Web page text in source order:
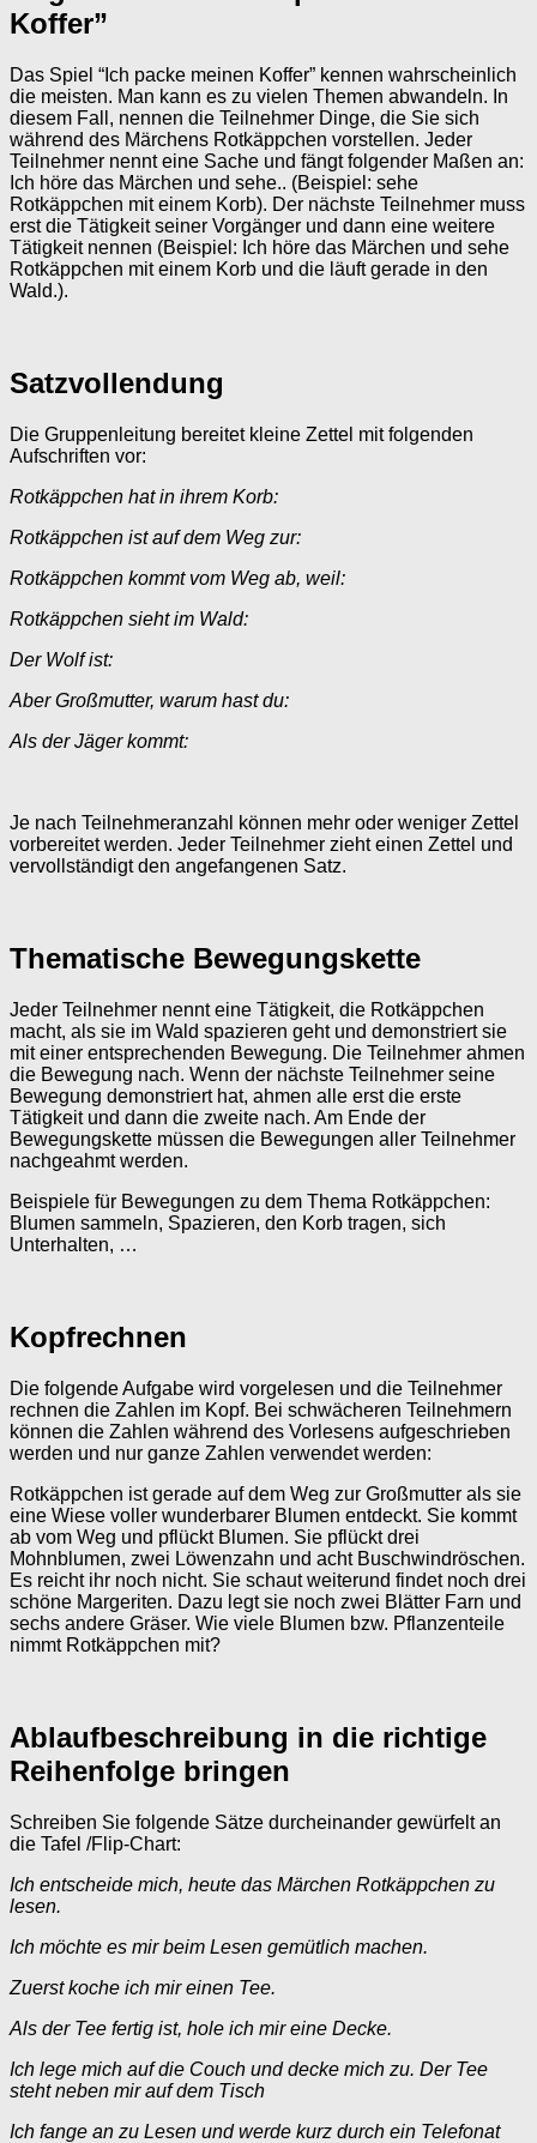
Koffer”
Das Spiel “Ich packe meinen Koffer” kennen wahrscheinlich
die meisten. Man kann es zu vielen Themen abwandeln. In
diesem Fall, nennen die Teilnehmer Dinge, die Sie sich
während des Märchens Rotkäppchen vorstellen. Jeder
Teilnehmer nennt eine Sache und fängt folgender Maßen an:
Ich höre das Märchen und sehe.. (Beispiel: sehe
Rotkäppchen mit einem Korb). Der nächste Teilnehmer muss
erst die Tätigkeit seiner Vorgänger und dann eine weitere
Tätigkeit nennen (Beispiel: Ich höre das Märchen und sehe
Rotkäppchen mit einem Korb und die läuft gerade in den
Wald.).
Satzvollendung
Die Gruppenleitung bereitet kleine Zettel mit folgenden
Aufschriften vor:
Rotkäppchen hat in ihrem Korb:
Rotkäppchen ist auf dem Weg zur:
Rotkäppchen kommt vom Weg ab, weil:
Rotkäppchen sieht im Wald:
Der Wolf ist:
Aber Großmutter, warum hast du:
Als der Jäger kommt:
Je nach Teilnehmeranzahl können mehr oder weniger Zettel
vorbereitet werden. Jeder Teilnehmer zieht einen Zettel und
vervollständigt den angefangenen Satz.
Thematische Bewegungskette
Jeder Teilnehmer nennt eine Tätigkeit, die Rotkäppchen
macht, als sie im Wald spazieren geht und demonstriert sie
mit einer entsprechenden Bewegung. Die Teilnehmer ahmen
die Bewegung nach. Wenn der nächste Teilnehmer seine
Bewegung demonstriert hat, ahmen alle erst die erste
Tätigkeit und dann die zweite nach. Am Ende der
Bewegungskette müssen die Bewegungen aller Teilnehmer
nachgeahmt werden.
Beispiele für Bewegungen zu dem Thema Rotkäppchen:
Blumen sammeln, Spazieren, den Korb tragen, sich
Unterhalten, …
Kopfrechnen
Die folgende Aufgabe wird vorgelesen und die Teilnehmer
rechnen die Zahlen im Kopf. Bei schwächeren Teilnehmern
können die Zahlen während des Vorlesens aufgeschrieben
werden und nur ganze Zahlen verwendet werden:
Rotkäppchen ist gerade auf dem Weg zur Großmutter als sie
eine Wiese voller wunderbarer Blumen entdeckt. Sie kommt
ab vom Weg und pflückt Blumen. Sie pflückt drei
Mohnblumen, zwei Löwenzahn und acht Buschwindröschen.
Es reicht ihr noch nicht. Sie schaut weiterund findet noch drei
schöne Margeriten. Dazu legt sie noch zwei Blätter Farn und
sechs andere Gräser. Wie viele Blumen bzw. Pflanzenteile
nimmt Rotkäppchen mit?
Ablaufbeschreibung in die richtige
Reihenfolge bringen
Schreiben Sie folgende Sätze durcheinander gewürfelt an
die Tafel /Flip-Chart:
Ich entscheide mich, heute das Märchen Rotkäppchen zu
lesen.
Ich möchte es mir beim Lesen gemütlich machen.
Zuerst koche ich mir einen Tee.
Als der Tee fertig ist, hole ich mir eine Decke.
Ich lege mich auf die Couch und decke mich zu. Der Tee
steht neben mir auf dem Tisch
Ich fange an zu Lesen und werde kurz durch ein Telefonat